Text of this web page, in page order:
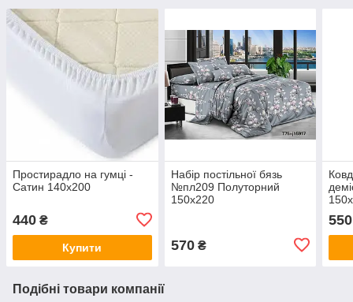
Простирадло на гумці -
Сатин 140х200
440 ₴
Купити
Набір постільної бязь
№пл209 Полуторний
150х220
570₴
550
Подібні товари компанії